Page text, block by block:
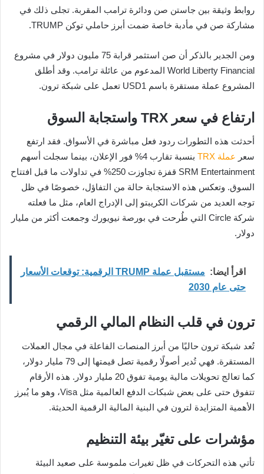
روابط وثيقة بين جاستن صن ودائرة ترامب المقربة. تجلى ذلك في
مشاركة صن في مأدبة خاصة ضمت أبرز حاملي توكن TRUMP.
ومن الجدير بالذكر أن صن استثمر قرابة 75 مليون دولار في مشروع
World Liberty Financial المدعوم من عائلة ترامب. وقد أطلق
المشروع عملة مستقرة باسم USD1 تعمل على شبكة ترون.
ارتفاع في سعر TRX واستجابة السوق
أحدثت هذه التطورات ردود فعل مباشرة في الأسواق. فقد ارتفع
سعر عملة TRX
بنسبة تقارب 4% فور الإعلان، بينما سجلت أسهم
SRM Entertainment قفزة تجاوزت 250% في تداولات ما قبل افتتاح
السوق. وتعكس هذه الاستجابة حالة من التفاؤل، خصوصًا في ظل
توجه العديد من شركات الكريبتو إلى الإدراج العام، مثل ما فعلته
شركة Circle التي طُرحت في بورصة نيويورك وجمعت أكثر من مليار
دولار.
اقرأ ايضا:
مستقبل عملة TRUMP الرقمية: توقعات الأسعار
حتى عام 2030
ترون في قلب النظام المالي الرقمي
تُعد شبكة ترون حاليًا من أبرز المنصات الفاعلة في مجال العملات
المستقرة. فهي تُدير أصولًا رقمية تصل قيمتها إلى 79 مليار دولار،
كما تعالج تحويلات مالية يومية تفوق 20 مليار دولار. هذه الأرقام
تتفوق حتى على بعض شبكات الدفع العالمية مثل Visa، وهو ما يُبرز
الأهمية المتزايدة لترون في البنية المالية الرقمية الحديثة.
مؤشرات على تغيّر بيئة التنظيم
تأتي هذه التحركات في ظل تغيرات ملموسة على صعيد البيئة